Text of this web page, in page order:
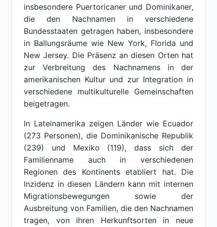
insbesondere Puertoricaner und Dominikaner,
die den Nachnamen in verschiedene
Bundesstaaten getragen haben, insbesondere
in Ballungsräume wie New York, Florida und
New Jersey. Die Präsenz an diesen Orten hat
zur Verbreitung des Nachnamens in der
amerikanischen Kultur und zur Integration in
verschiedene multikulturelle Gemeinschaften
beigetragen.
In Lateinamerika zeigen Länder wie Ecuador
(273 Personen), die Dominikanische Republik
(239) und Mexiko (119), dass sich der
Familienname auch in verschiedenen
Regionen des Kontinents etabliert hat. Die
Inzidenz in diesen Ländern kann mit internen
Migrationsbewegungen sowie der
Ausbreitung von Familien, die den Nachnamen
tragen, von ihren Herkunftsorten in neue